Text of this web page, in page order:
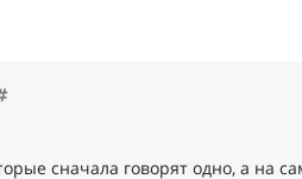
сначала говорят одно, а на